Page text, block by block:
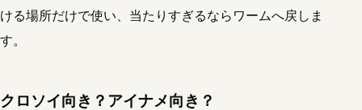
ける場所だけで使い、当たりすぎるならワームへ戻しま
す。
クロソイ向き？アイナメ向き？